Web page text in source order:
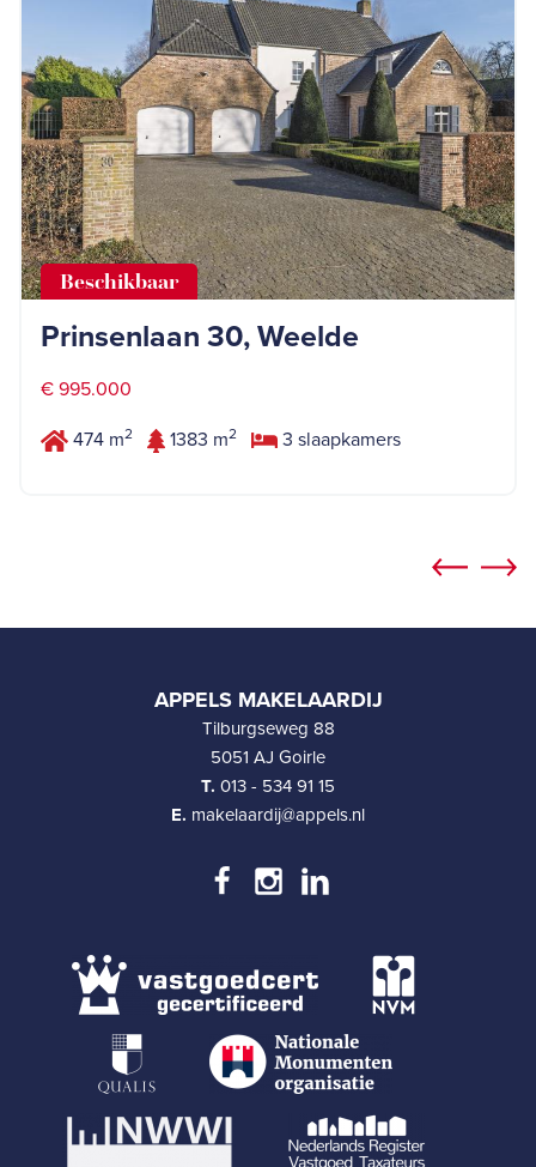
Beschikbaar
Prinsenlaan 30, Weelde
€ 995.000
474 m2 1383 m2 3 slaapkamers
APPELS MAKELAARDIJ
Tilburgseweg 88
5051 AJ Goirle
T. 013 - 534 91 15
E. makelaardij@appels.nl